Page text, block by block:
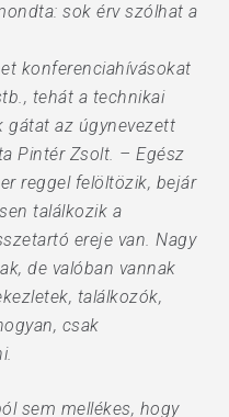
sok érv szólhat a
konferenciahívásokat
tehát a technikai
gátat az úgynevezett
Pintér Zsolt. – Egész
reggel felöltözik, bejár
találkozik a
ereje van. Nagy
de valóban vannak
találkozók,
csak
sem mellékes, hogy